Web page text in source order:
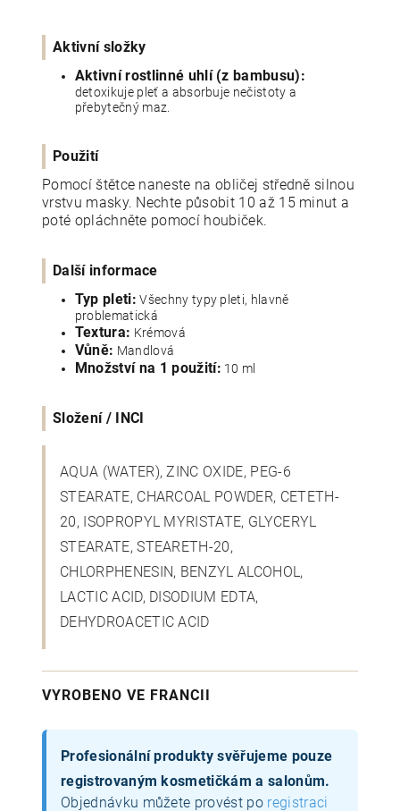
Aktivní složky
Aktivní rostlinné uhlí (z bambusu):
detoxikuje pleť a absorbuje nečistoty a
přebytečný maz.
Použití
Pomocí štětce naneste na obličej středně silnou
vrstvu masky. Nechte působit 10 až 15 minut a
poté opláchněte pomocí houbiček.
Další informace
Typ pleti: Všechny typy pleti, hlavně
problematická
Textura: Krémová
Vůně: Mandlová
Množství na 1 použití: 10 ml
Složení / INCI
AQUA (WATER), ZINC OXIDE, PEG-6
STEARATE, CHARCOAL POWDER, CETETH-
20, ISOPROPYL MYRISTATE, GLYCERYL
STEARATE, STEARETH-20,
CHLORPHENESIN, BENZYL ALCOHOL,
LACTIC ACID, DISODIUM EDTA,
DEHYDROACETIC ACID
VYROBENO VE FRANCII
Profesionální produkty svěřujeme pouze
registrovaným kosmetičkám a salonům.
Objednávku můžete provést po registraci